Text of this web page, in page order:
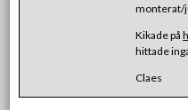
monterat/
Kikade på
hittade
Claes